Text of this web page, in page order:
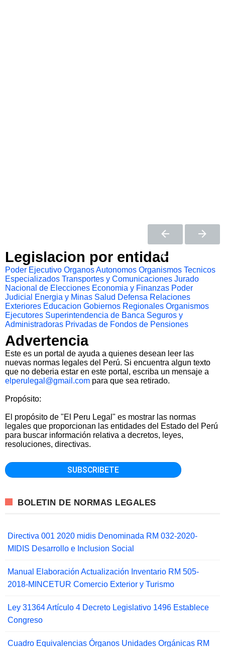
Legislacion por entidad
Poder Ejecutivo Organos Autonomos Organismos Tecnicos
Especializados Transportes y Comunicaciones Jurado
Nacional de Elecciones Economia y Finanzas Poder
Judicial
Energia y Minas Salud Defensa Relaciones
Exteriores Educacion Gobiernos Regionales Organismos
Ejecutores Superintendencia de Banca Seguros y
Administradoras Privadas de Fondos de Pensiones
Advertencia
Este es un portal de ayuda a quienes desean leer las
nuevas normas legales del Perú. Si encuentra algun texto
que no deberia estar en este portal, escriba un mensaje a
elperulegal@gmail.com para que sea retirado.
Propósito:
El propósito de "El Peru Legal" es mostrar las normas
legales que proporcionan las entidades del Estado del Perú
para buscar información relativa a decretos, leyes,
resoluciones, directivas.
BOLETIN DE NORMAS LEGALES
Directiva 001 2020 midis Denominada RM 032-2020-
MIDIS Desarrollo e Inclusion Social
Manual Elaboración Actualización Inventario RM 505-
2018-MINCETUR Comercio Exterior y Turismo
Ley 31364 Artículo 4 Decreto Legislativo 1496 Establece
Congreso
Cuadro Equivalencias Órganos Unidades Orgánicas RM